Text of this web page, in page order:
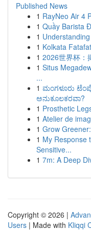
Published News
1 RayNeo Air 4
1 Quầy Barista
1
1 Kolkata
1 2026世界杯：
1 Situs
...
1 ಮಂಗಳೂರು
ಅನುಕೂಲಕರವಾ?
1 Prosthetic
1 Atelier de
1 Grow
1 My Response
Sensitive...
1 7m: A Deep
Copyright © 2026 |
Users | Made with Kliqqi